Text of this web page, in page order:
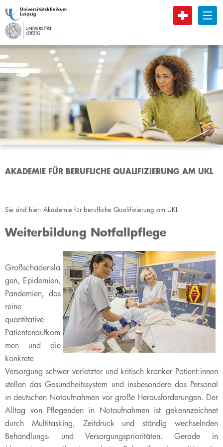
B
AKADEMIE FÜR BERUFLICHE QUALIFIZIERUNG AM UKL
Sie sind hier: Akademie für berufliche Qualifizierung am UKL
Weiterbildung Notfallpflege
Großschadensla
gen, Epidemien,
Pandemien, das
reine
quantitative
Patientenaufkom
men und die
konkrete
Versorgung schwer verletzter und kritisch kranker Patient:innen
stellen das Gesundheitssystem und insbesondere das Personal
in deutschen Notaufnahmen vor große Herausforderungen. Der
Alltag von Pflegenden in Notaufnahmen ist gekennzeichnet
durch Multitasking, Zeitdruck und ständig wechselnden
Behandlungs- und Versorgungsprioritäten. Gerade in